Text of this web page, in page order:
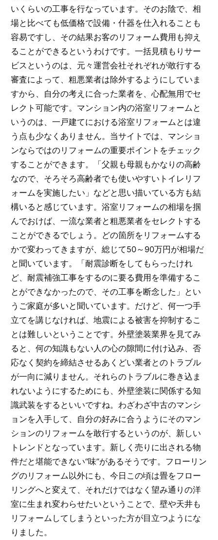
いくらいの工事を行なっています。そのお陰で、相
場と比べても低価格で設備・什器を仕入れることも
容易ですし、その結果お客のリフォーム費用も抑え
ることができるというわけです。一括見積もりサー
ビスというのは、元々運営会社それぞれが敢行する
審査によって、粗悪業者は除外するようにしていま
すから、自分の考えに合った業者を、心配無用でセ
レクト可能です。マンション内の浴室リフォームと
いうのは、一戸建てにおける浴室リフォームとは違
う点も少なくありません。当サイトでは、マンショ
ンならではのリフォームの重要ポイントをチェック
することができます。「父親も母親もかなりの高齢
なので、そろそろ高齢者でも使いやすいトイレリフ
ォームを実施したい」などと思い描いている方も結
構いると感じています。浴室リフォームの相場を掴
んでおけば、一流な業者と粗悪業者をセレクトする
ことができるでしょう。どの箇所をリフォームする
かで変わってきますが、総じて50～90万円が相場だ
と聞いています。「耐震診断をしてもらったけれ
ど、耐震補強工事をするのに要る費用を準備するこ
とができなかったので、その工事を断念した」とい
うご家庭が多いと聞いています。だけど、何一つ手
立てを講じなければ、地震による被害を抑制するこ
とは難しいということです。外壁塗装業界を見てみ
ると、何の知識もない人の心の隙間に付け込み、否
応なく契約を締結させるあくどい業者とのトラブル
が一向に減りません。それらのトラブルに巻き込ま
れないようにするためにも、外壁塗装に関係する知
識武装をするといいですね。わざわざ中古のマンシ
ョンを入手して、自分の好みに合うようにそのマン
ションのリフォームを敢行するというのが、新しい
トレンドとなっています。新しく売りに出される物
件だと堪能できない“味”があるそうです。フローリン
グのリフォーム以外にも、今日この頃は畳をフロー
リングへと変えて、それだけではなく望み通りの洋
室に生まれ変わらせたいということで、壁や天井も
リフォームしてしまうといった方が目立つようにな
りました。